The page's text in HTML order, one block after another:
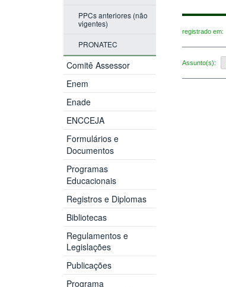
PPCs anteriores (não
vigentes)
PRONATEC
Comitê Assessor
Enem
Enade
ENCCEJA
Formulários e
Documentos
Programas
Educacionais
Registros e Diplomas
Bibliotecas
Regulamentos e
Legislações
Publicações
Programa
registrado em:
Assunto(s):